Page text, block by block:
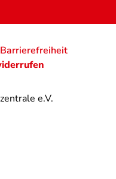
e.V.
Barrierefreiheit